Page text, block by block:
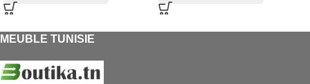
MEUBLE TUNISIE